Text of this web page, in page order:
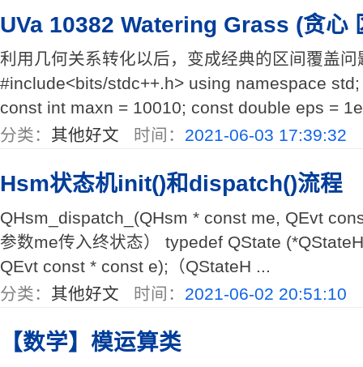
UVa 10382 Watering Grass (贪心
利用几何关系转化以后，变成经典的区间覆盖问
#include<bits/stdc++.h> using namespace
const int maxn = 10010; const double eps =
分类： 其他好文 时间： 2021-06-03 17:39:32
Hsm状态机init()和dispatch()流程
QHsm_dispatch_(QHsm * const me, QEvt
参数me传入终状态） typedef QState
QEvt const * const e);（QStateH ...
分类： 其他好文 时间： 2021-06-02 20:51:10
【数学】模运算类